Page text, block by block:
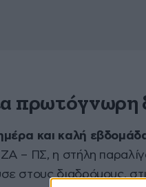
πρωτόγνωρη
και καλή
– ΠΣ, η στήλη
στους διαδρόμους,